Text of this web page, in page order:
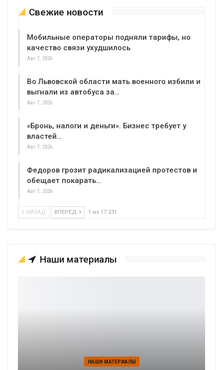
Свежие новости
Мобильные операторы подняли тарифы, но
качество связи ухудшилось
Авг 7, 2026
Во Львовской области мать военного избили и
выгнали из автобуса за…
Авг 7, 2026
«Бронь, налоги и деньги». Бизнес требует у
властей…
Авг 7, 2026
Федоров грозит радикализацией протестов и
обещает покарать…
Авг 7, 2026
НАЗАД ВПЕРЕД 1 из 17 231
Наши материалы
НАШИ МАТЕРИАЛЫ